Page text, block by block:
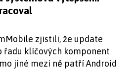
zjistili, že update
řadu klíčových komponent
jiné mezi ně patří Android